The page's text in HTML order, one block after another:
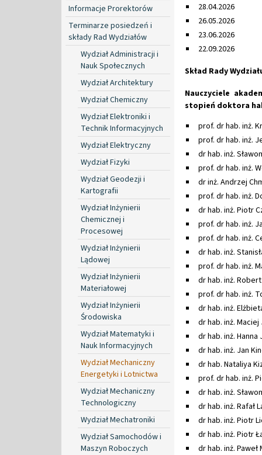
Informacje Prorektorów
Terminarze posiedzeń i
składy Rad Wydziałów
Wydział Administracji i
Nauk Społecznych
Wydział Architektury
Wydział Chemiczny
Wydział Elektroniki i
Technik Informacyjnych
Wydział Elektryczny
Wydział Fizyki
Wydział Geodezji i
Kartografii
Wydział Inżynierii
Chemicznej i
Procesowej
Wydział Inżynierii
Lądowej
Wydział Inżynierii
Materiałowej
Wydział Inżynierii
Środowiska
Wydział Matematyki i
Nauk Informacyjnych
Wydział Mechaniczny
Energetyki i Lotnictwa
Wydział Mechaniczny
Technologiczny
Wydział Mechatroniki
Wydział Samochodów i
Maszyn Roboczych
28.04.2026
26.05.2026
23.06.2026
22.09.2026
Skład Rady
Nauczyciele
stopień doktora
prof. dr hab. inż.
prof. dr hab. inż.
dr hab. inż.
prof. dr hab. inż.
dr inż. Andrzej
prof. dr hab. inż.
dr hab. inż. Piotr
prof. dr hab. inż.
prof. dr hab. inż.
dr hab. inż.
prof. dr hab. inż.
dr hab. inż.
prof. dr hab. inż.
dr hab. inż.
dr hab. inż.
dr hab. inż.
dr hab. inż. Jan
dr hab. Nataliya
prof. dr hab. inż.
dr hab. inż.
dr hab. inż. Rafał
dr hab. inż. Piotr
dr hab. inż. Piotr
dr hab. inż.